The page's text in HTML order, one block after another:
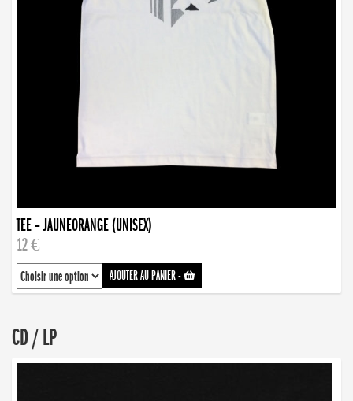
TEE – JAUNEORANGE (UNISEX)
12 €
AJOUTER AU PANIER-
CD / LP